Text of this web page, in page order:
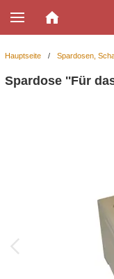
Hauptseite / Spardosen,
Spardose ''Für